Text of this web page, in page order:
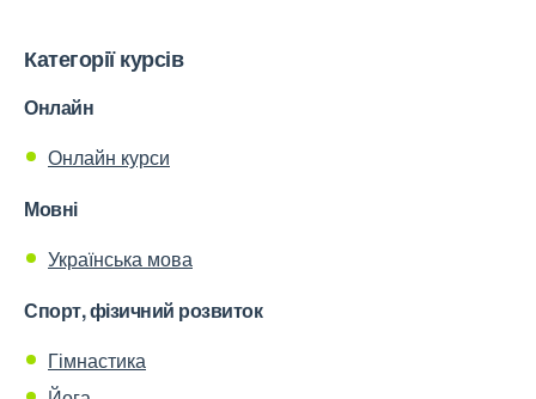
Категорії курсів
Онлайн
Онлайн курси
Мовні
Українська мова
Спорт, фізичний розвиток
Гімнастика